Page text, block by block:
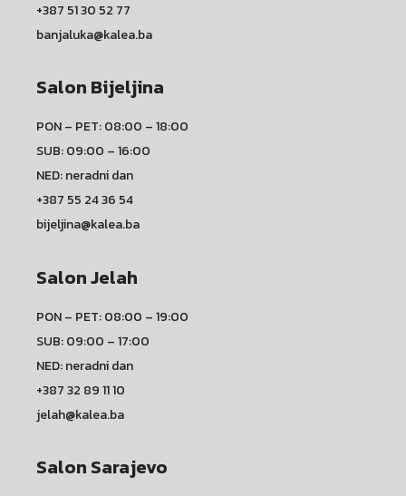
+387 51 30 52 77
banjaluka@kalea.ba
Salon Bijeljina
PON – PET: 08:00 – 18:00
SUB: 09:00 – 16:00
NED: neradni dan
+387 55 24 36 54
bijeljina@kalea.ba
Salon Jelah
PON – PET: 08:00 – 19:00
SUB: 09:00 – 17:00
NED: neradni dan
+387 32 89 11 10
jelah@kalea.ba
Salon Sarajevo